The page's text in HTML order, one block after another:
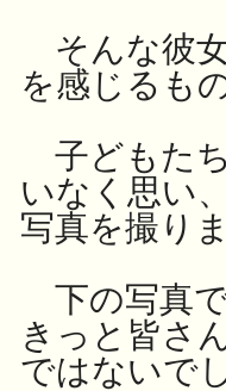
そんな彼
を感じるも
子どもた
いなく思い
写真を撮り
下の写真で
きっと皆さ
ではないで